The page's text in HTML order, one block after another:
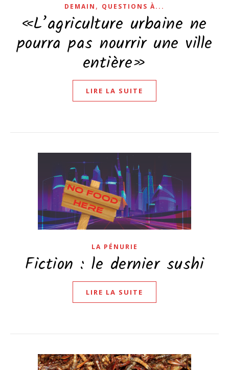
DEMAIN , QUESTIONS À...
«L’agriculture urbaine ne
pourra pas nourrir une ville
entière»
LIRE LA SUITE
LA PÉNURIE
Fiction : le dernier sushi
LIRE LA SUITE